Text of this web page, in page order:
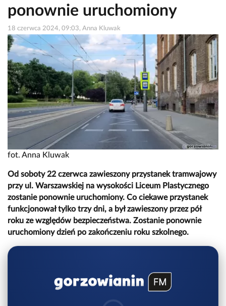
ponownie uruchomiony
18 czerwca 2024, 09:03, Anna Kluwak
fot. Anna Kluwak
Od soboty 22 czerwca zawieszony przystanek tramwajowy
przy ul. Warszawskiej na wysokości Liceum Plastycznego
zostanie ponownie uruchomiony. Co ciekawe przystanek
funkcjonował tylko trzy dni, a był zawieszony przez pół
roku ze względów bezpieczeństwa. Zostanie ponownie
uruchomiony dzień po zakończeniu roku szkolnego.